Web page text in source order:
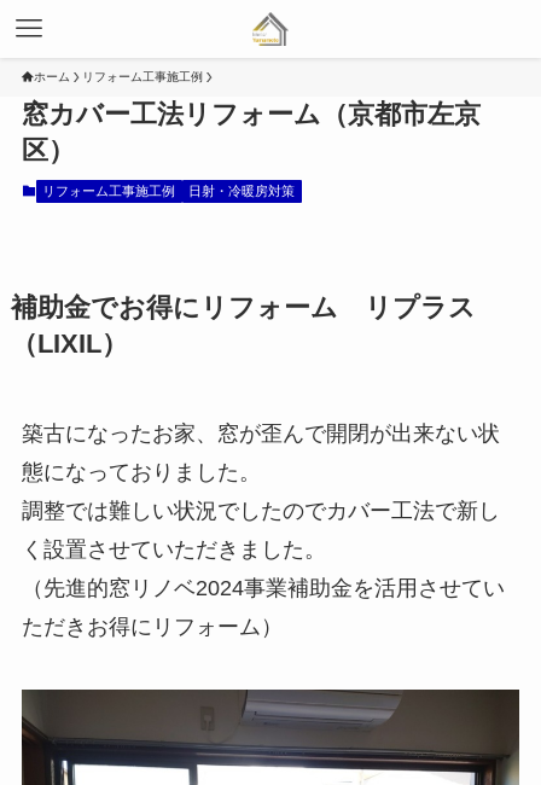
ホーム リフォーム工事施工例
窓カバー工法リフォーム（京都市左京
区）
リフォーム工事施工例 日射・冷暖房対策
補助金でお得にリフォーム リプラス
（LIXIL）
築古になったお家、窓が歪んで開閉が出来ない状
態になっておりました。
調整では難しい状況でしたのでカバー工法で新し
く設置させていただきました。
（先進的窓リノベ2024事業補助金を活用させてい
ただきお得にリフォーム）